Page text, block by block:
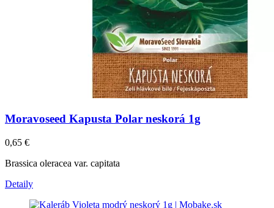
Moravoseed Kapusta Polar neskorá 1g
0,65 €
Brassica oleracea var. capitata
Detaily